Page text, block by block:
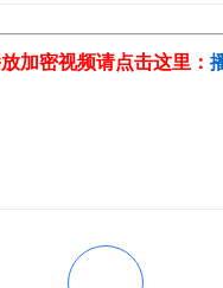
加密视频请点击这里：